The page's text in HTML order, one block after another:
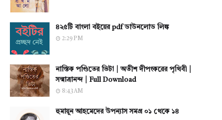
৪২৫টি বাংলা বইয়ের pdf ডাউনলোড লিঙ্ক
2:29 PM
নাস্তিক পণ্ডিতের ভিটা | অতীশ দীপংকরের পৃথিবী |
সন্মাত্রানন্দ | Full Download
8:43 AM
হুমায়ূন আহমেদের উপন্যাস সমগ্র ০১ থেকে ১৪